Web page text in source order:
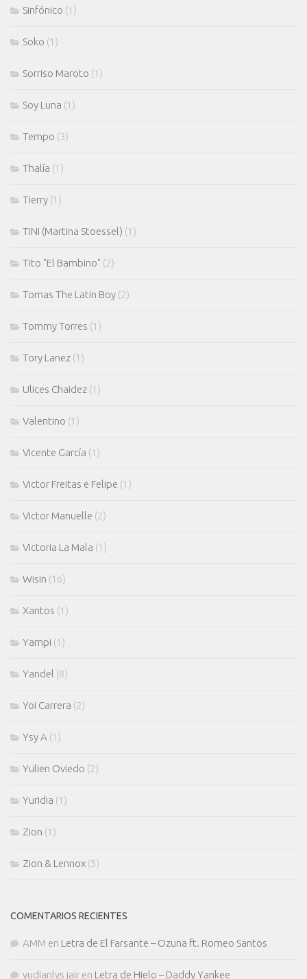
Sinfónico (1)
Soko (1)
Sorriso Maroto (1)
Soy Luna (1)
Tempo (3)
Thalía (1)
Tierry (1)
TINI (Martina Stoessel) (1)
Tito "El Bambino" (2)
Tomas The Latin Boy (2)
Tommy Torres (1)
Tory Lanez (1)
Ulices Chaidez (1)
Valentino (1)
Vicente García (1)
Victor Freitas e Felipe (1)
Victor Manuelle (2)
Victoria La Mala (1)
Wisin (16)
Xantos (1)
Yampi (1)
Yandel (8)
Yoi Carrera (2)
Ysy A (1)
Yulien Oviedo (2)
Yuridia (1)
Zion (1)
Zion & Lennox (5)
COMENTARIOS RECIENTES
AMM en Letra de El Farsante – Ozuna ft. Romeo Santos
yudianlys jair en Letra de Hielo – Daddy Yankee